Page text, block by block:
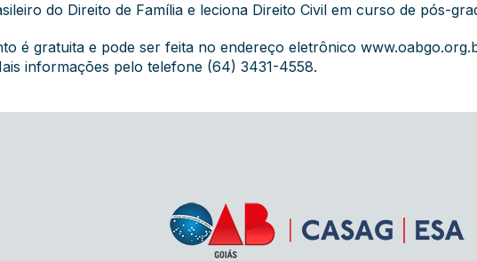
do Direito de Família e leciona Direito Civil em curso de pós-
é gratuita e pode ser feita no endereço eletrônico
informações pelo telefone (64) 3431-4558.